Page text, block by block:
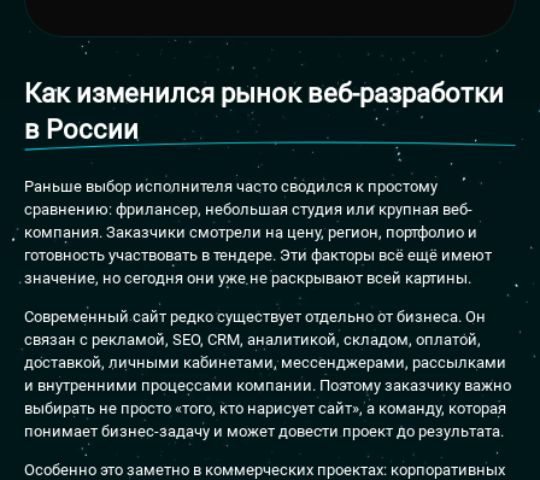
Как изменился рынок веб-разработки
в России
Раньше выбор исполнителя часто сводился к простому
сравнению: фрилансер, небольшая студия или крупная веб-
компания. Заказчики смотрели на цену, регион, портфолио и
готовность участвовать в тендере. Эти факторы всё ещё имеют
значение, но сегодня они уже не раскрывают всей картины.
Современный сайт редко существует отдельно от бизнеса. Он
связан с рекламой, SEO, CRM, аналитикой, складом, оплатой,
доставкой, личными кабинетами, мессенджерами, рассылками
и внутренними процессами компании. Поэтому заказчику важно
выбирать не просто «того, кто нарисует сайт», а команду, которая
понимает бизнес-задачу и может довести проект до результата.
Особенно это заметно в коммерческих проектах: корпоративных